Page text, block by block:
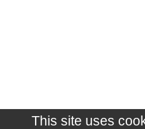
This site uses